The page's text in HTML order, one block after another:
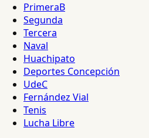
PrimeraB
Segunda
Tercera
Naval
Huachipato
Deportes Concepción
UdeC
Fernández Vial
Tenis
Lucha Libre